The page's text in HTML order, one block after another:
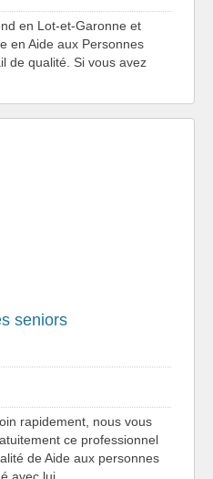
en Lot-et-Garonne et
en Aide aux Personnes
de qualité. Si vous avez
seniors
rapidement, nous vous
ce professionnel
de Aide aux personnes
avec lui,…